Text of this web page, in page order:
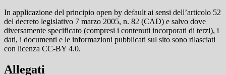
In applicazione del principio open by default ai sensi dell’articolo 52
del decreto legislativo 7 marzo 2005, n. 82 (CAD) e salvo dove
diversamente specificato (compresi i contenuti incorporati di terzi), i
dati, i documenti e le informazioni pubblicati sul sito sono rilasciati
con licenza CC-BY 4.0.
Allegati